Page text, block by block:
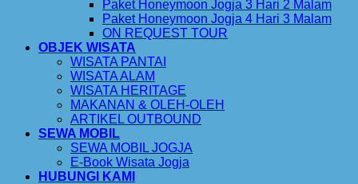
Paket Honeymoon Jogja 3 Hari 2 Malam
Paket Honeymoon Jogja 4 Hari 3 Malam
ON REQUEST TOUR
OBJEK WISATA
WISATA PANTAI
WISATA ALAM
WISATA HERITAGE
MAKANAN & OLEH-OLEH
ARTIKEL OUTBOUND
SEWA MOBIL
SEWA MOBIL JOGJA
E-Book Wisata Jogja
HUBUNGI KAMI